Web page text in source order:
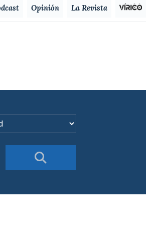
Opinión La Revista